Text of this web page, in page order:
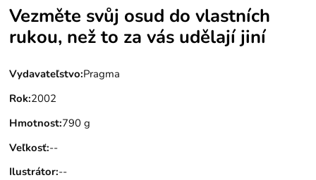
Vezměte svůj osud do vlastních
rukou, než to za vás udělají jiní
Vydavateľstvo:Pragma
Rok:2002
Hmotnost:790 g
Veľkosť:--
Ilustrátor:--